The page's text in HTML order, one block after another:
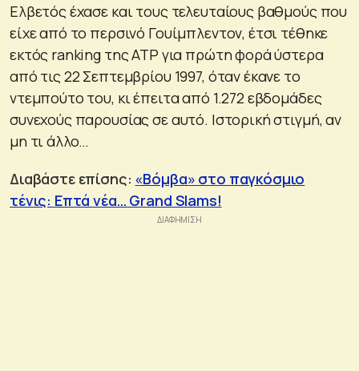
Ελβετός έχασε και τους τελευταίους βαθμούς που
είχε από το περσινό Γουίμπλεντον, έτσι τέθηκε
εκτός ranking της ΑΤΡ για πρώτη φορά ύστερα
από τις 22 Σεπτεμβρίου 1997, όταν έκανε το
ντεμπούτο του, κι έπειτα από 1.272 εβδομάδες
συνεχούς παρουσίας σε αυτό. Ιστορική στιγμή, αν
μη τι άλλο…
Διαβάστε επίσης: «Βόμβα» στο παγκόσμιο
τένις: Επτά νέα… Grand Slams!